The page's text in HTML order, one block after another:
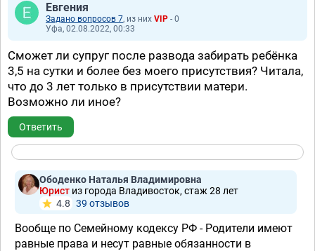
Евгения
Задано вопросов 7, из них VIP - 0
Уфа, 02.08.2022, 00:33
Сможет ли супруг после развода забирать ребёнка
3,5 на сутки и более без моего присутствия? Читала,
что до 3 лет только в присутствии матери.
Возможно ли иное?
Ответить
Ободенко Наталья Владимировна
Юрист из города Владивосток, стаж 28 лет
4.8 39 отзывов
Вообще по Семейному кодексу РФ - Родители имеют
равные права и несут равные обязанности в